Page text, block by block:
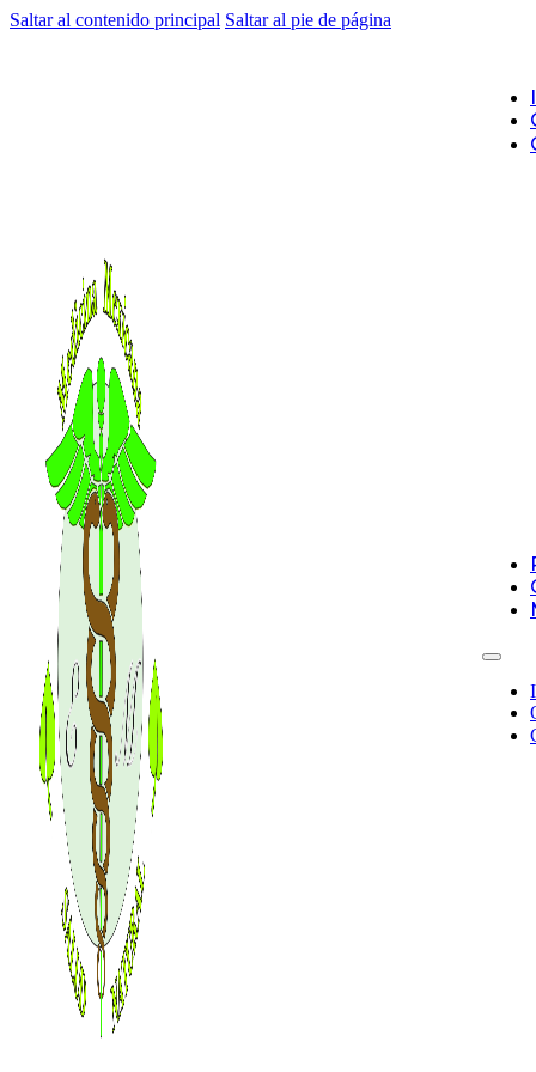
Saltar al contenido principal Saltar al pie de página